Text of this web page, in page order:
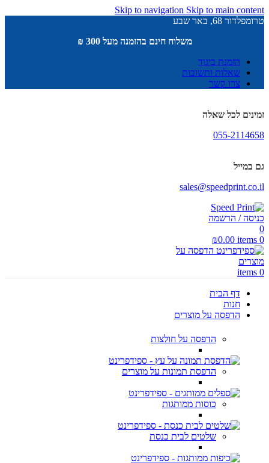
Skip to navigation Skip to main content
טרומפלדור 68, באר שבע
משלוח חינם בהזמנה מעל 300 ₪
הזמנת ביגוד
שאלות ותשובות
צרו קשר
זמינים לכל שאלה
055-2114658
גם במייל
sales@speedprint.co.il
כניסה / הרשמה
0
0
items
₪0.00
0
items
דף הבית
חנות
הדפסה על מוצרים
הדפסה על חולצות
הדפסת תמונות על מוצרים
כוסות ממותגות
שלטים לבית כנסת